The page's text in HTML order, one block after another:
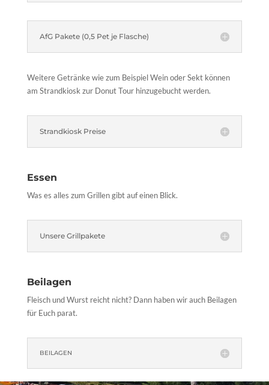
AfG Pakete (0,5 Pet je Flasche)
Weitere Getränke wie zum Beispiel Wein oder Sekt können
am Strandkiosk zur Donut Tour hinzugebucht werden.
Strandkiosk Preise
Essen
Was es alles zum Grillen gibt auf einen Blick.
Unsere Grillpakete
Beilagen
Fleisch und Wurst reicht nicht? Dann haben wir auch Beilagen
für Euch parat.
BEILAGEN